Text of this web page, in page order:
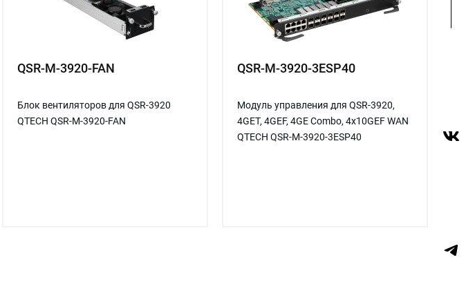
QSR-M-3920-FAN
Блок вентиляторов для QSR-3920
QTECH QSR-M-3920-FAN
QSR-M-3920-3ESP40
Модуль управления для QSR-3920,
4GET, 4GEF, 4GE Combo, 4x10GEF WAN
QTECH QSR-M-3920-3ESP40